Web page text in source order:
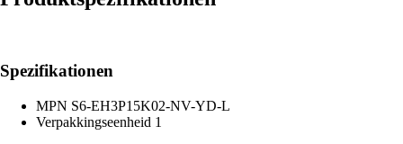
Spezifikationen
MPN S6-EH3P15K02-NV-YD-L
Verpakkingseenheid 1